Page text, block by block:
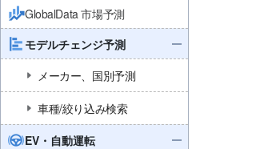
GlobalData 市場予測
モデルチェンジ予測
メーカー、国別予測
車種/絞り込み検索
EV・自動運転